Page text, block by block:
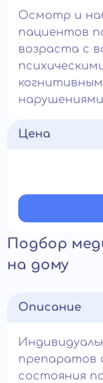
Осмотр и
пациентов
возраста с
Цена
Подбор
на дому
Описание
препаратов
состояния